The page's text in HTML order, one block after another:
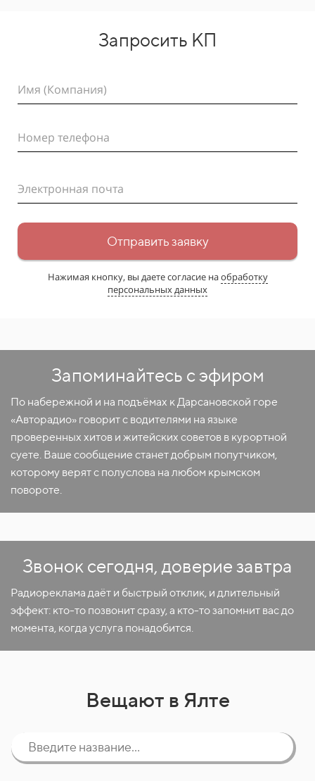
Запросить КП
Имя (Компания)
Номер телефона
Электронная почта
Отправить заявку
Нажимая кнопку, вы даете согласие наобработку
персональных данных
Запоминайтесь с эфиром
По набережной и на подъёмах к Дарсановской горе
«Авторадио» говорит с водителями на языке
проверенных хитов и житейских советов в курортной
суете. Ваше сообщение станет добрым попутчиком,
которому верят с полуслова на любом крымском
повороте.
Звонок сегодня, доверие завтра
Радиореклама даёт и быстрый отклик, и длительный
эффект: кто-то позвонит сразу, а кто-то запомнит вас до
момента, когда услуга понадобится.
Вещают в Ялте